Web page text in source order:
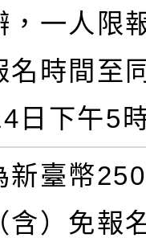
，一人限
名時間至
日下午5
新臺幣
含）免報